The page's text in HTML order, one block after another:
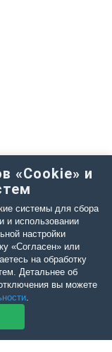
«Cookie» и
системы для сбора
и использовании
настройки
«Согласен» или
на обработку
Детальнее об
вы можете
.